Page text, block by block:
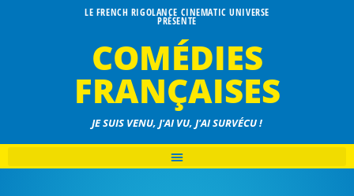
LE FRENCH RIGOLANCE CINEMATIC UNIVERSE
PRÉSENTE
COMÉDIES
FRANÇAISES
JE SUIS VENU, J'AI VU, J'AI SURVÉCU !